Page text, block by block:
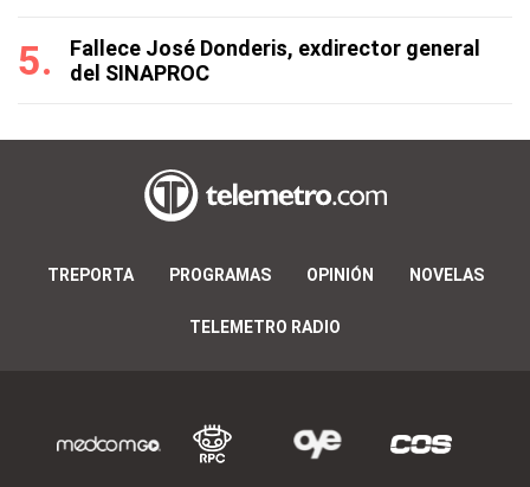
Fallece José Donderis, exdirector general
del SINAPROC
TREPORTA PROGRAMAS OPINIÓN NOVELAS
TELEMETRO RADIO